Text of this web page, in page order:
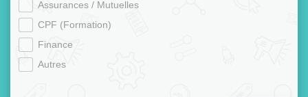
Assurances / Mutuelles
CPF (Formation)
Finance
Autres